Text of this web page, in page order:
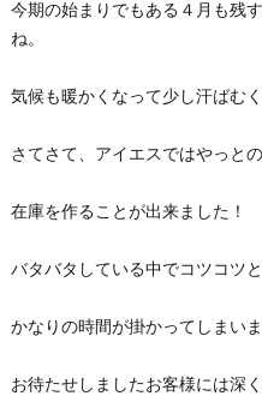
今期の始まりでもある４月も残
ね。
気候も暖かくなって少し汗ばむ
さてさて、アイエスではやっと
在庫を作ることが出来ました！
バタバタしている中でコツコツ
かなりの時間が掛かってしまい
お待たせしましたお客様には深